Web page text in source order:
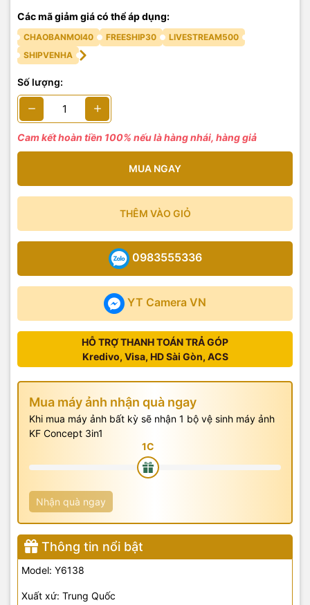
Các mã giảm giá có thể áp dụng:
CHAOBANMOI40 FREESHIP30
LIVESTREAM500
SHIPVENHA
Số lượng:
Cam kết hoàn tiền 100% nếu là hàng nhái, hàng giả
MUA NGAY
THÊM VÀO GIỎ
YT Camera VN
0983555336
HỖ TRỢ THANH TOÁN TRẢ GÓP
Kredivo, Visa, HD Sài Gòn, ACS
Mua máy ảnh nhận quà ngay
Khi mua máy ảnh bất kỳ sẽ nhận 1 bộ vệ sinh máy ảnh
KF Concept 3in1
Nhận quà ngay
Thông tin nổi bật
Model: Y6138
Xuất xứ: Trung Quốc